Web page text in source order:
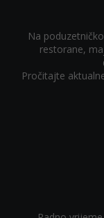
Na
restorane,
Pročitajte